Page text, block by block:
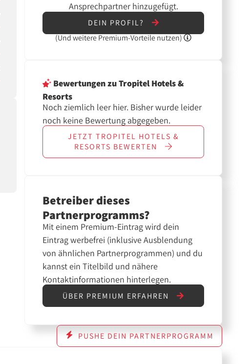
Ansprechpartner hinzugefügt.
DEIN PROFIL?
(UndweiterePremium-Vorteile nutzen)
Bewertungenzu Tropitel Hotels &
Resorts
Noch ziemlich leer hier. Bisher wurde leider
noch keine Bewertung abgegeben.
JETZT TROPITEL HOTELS &
RESORTS BEWERTEN
Betreiber dieses
Partnerprogramms?
Mit einem Premium-Eintrag wird dein
Eintrag werbefrei (inklusive Ausblendung
von ähnlichen Partnerprogrammen) und du
kannst ein Titelbild und nähere
Kontaktinformationen hinterlegen.
ÜBER PREMIUM ERFAHREN
PUSHE DEIN PARTNERPROGRAMM